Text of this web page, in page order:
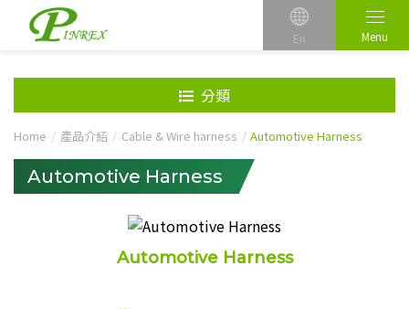
En Menu
分類
Home 產品介紹 Cable & Wire harness Automotive Harness
Automotive Harness
Automotive Harness